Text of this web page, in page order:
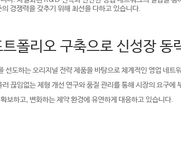
경쟁력을 갖추기 위해 최선을 다하고 있습니다.
폴리오 구축으로 신성장 동
선도하는 오리지널 전략 제품을 바탕으로 체계적인 영업 네트
끊임없는 제형 개선 연구와 품질 관리를 통해 시장의 요구에
보하고, 변화하는 제약 환경에 유연하게 대응하고 있습니다.